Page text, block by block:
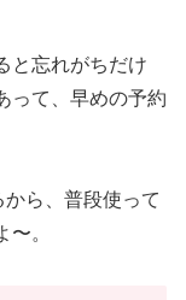
と忘れがちだけ
って、早めの予約
ら、普段使って
。